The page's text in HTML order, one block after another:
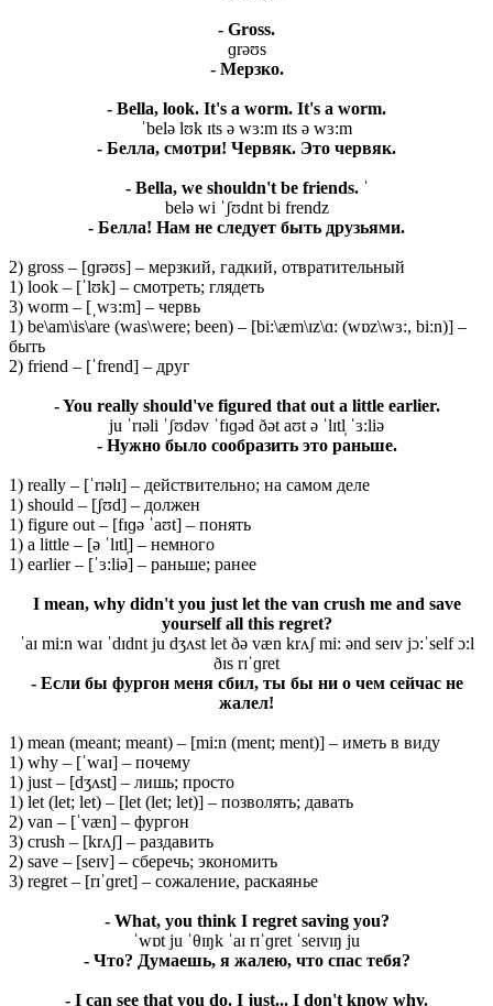
- Gross.
ɡrəʊs
- Мерзко.
- Bella, look. It's a worm. It's a worm.
ˈbelə lʊk ɪts ə wɜ:m ɪts ə wɜ:m
- Белла, смотри! Червяк. Это червяк.
- Bella, we shouldn't be friends. ˈ
belə wi ˈʃʊdnt bi frendz
- Белла! Нам не следует быть друзьями.
2) gross – [ɡrəʊs] – мерзкий, гадкий, отвратительный
1) look – [ˈlʊk] – смотреть; глядеть
3) worm – [ˌwɜ:m] – червь
1) be\am\is\are (was\were; been) – [bi:\æm\ɪz\ɑ: (wɒz\wɜ:, bi:n)] –
быть
2) friend – [ˈfrend] – друг
- You really should've figured that out a little earlier.
ju ˈrɪəli ˈʃʊdəv ˈfɪɡəd ðət aʊt ə ˈlɪtl̩ ˈɜ:liə
- Нужно было сообразить это раньше.
1) really – [ˈrɪəlɪ] – действительно; на самом деле
1) should – [ʃʊd] – должен
1) figure out – [fɪɡə ˈaʊt] – понять
1) a little – [ə ˈlɪtl̩] – немного
1) earlier – [ˈɜ:liə] – раньше; ранее
I mean, why didn't you just let the van crush me and save
yourself all this regret?
ˈaɪ mi:n waɪ ˈdɪdnt ju dʒʌst let ðə væn krʌʃ mi: ənd seɪv jɔ:ˈself ɔ:l
ðɪs rɪˈɡret
- Если бы фургон меня сбил, ты бы ни о чем сейчас не
жалел!
1) mean (meant; meant) – [mi:n (ment; ment)] – иметь в виду
1) why – [ˈwaɪ] – почему
1) just – [dʒʌst] – лишь; просто
1) let (let; let) – [let (let; let)] – позволять; давать
2) van – [ˈvæn] – фургон
3) crush – [krʌʃ] – раздавить
2) save – [seɪv] – сберечь; экономить
3) regret – [rɪˈɡret] – сожаление, раскаянье
- What, you think I regret saving you?
ˈwɒt ju ˈθɪŋk ˈaɪ rɪˈɡret ˈseɪvɪŋ ju
- Что? Думаешь, я жалею, что спас тебя?
- I can see that you do. I just... I don't know why.